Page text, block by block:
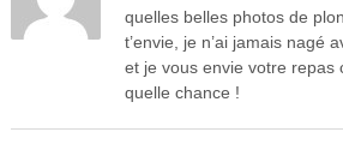
quelles belles photos de
t’envie, je n’ai jamais nagé
et je vous envie votre repas
quelle chance !